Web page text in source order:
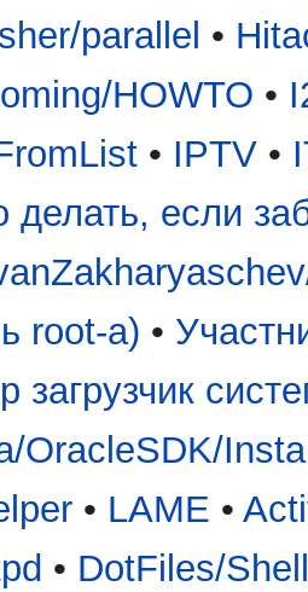
parallel •
HOWTO •
• IPTV•
делать, если
root-а) •
загрузчик
OracleSDK/
• LAME •
• DotFiles/